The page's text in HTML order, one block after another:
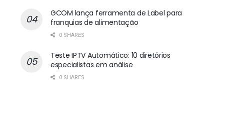
GCOM lança ferramenta de Label para
franquias de alimentação
0 SHARES
Teste IPTV Automático: 10 diretórios
especialistas em análise
0 SHARES